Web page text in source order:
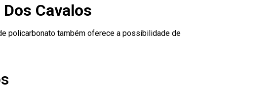
Cavalos
policarbonato também oferece a possibilidade de